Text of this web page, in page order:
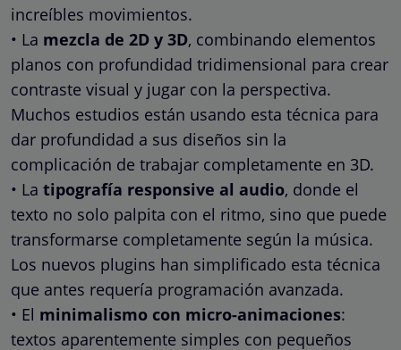
increíbles movimientos.
• La mezcla de 2D y 3D, combinando elementos
planos con profundidad tridimensional para crear
contraste visual y jugar con la perspectiva.
Muchos estudios están usando esta técnica para
dar profundidad a sus diseños sin la
complicación de trabajar completamente en 3D.
• La tipografía responsive al audio, donde el
texto no solo palpita con el ritmo, sino que puede
transformarse completamente según la música.
Los nuevos plugins han simplificado esta técnica
que antes requería programación avanzada.
• El minimalismo con micro-animaciones:
textos aparentemente simples con pequeños